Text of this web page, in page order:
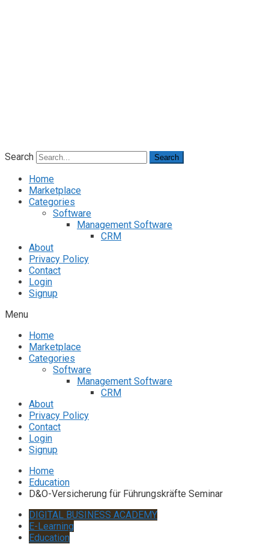
Search Search
Home
Marketplace
Categories
Software
Management Software
CRM
About
Privacy Policy
Contact
Login
Signup
Menu
Home
Marketplace
Categories
Software
Management Software
CRM
About
Privacy Policy
Contact
Login
Signup
Home
Education
D&O-Versicherung für Führungskräfte Seminar
DIGITAL BUSINESS ACADEMY
E-Learning
Education